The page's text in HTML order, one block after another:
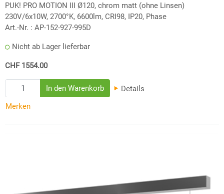
PUK! PRO MOTION III Ø120, chrom matt (ohne Linsen)
230V/6x10W, 2700°K, 6600lm, CRI98, IP20, Phase
Art.-Nr. : AP-152-927-995D
Nicht ab Lager lieferbar
CHF 1554.00
Details
Merken